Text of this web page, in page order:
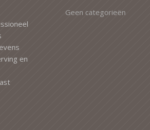
en
Geen categorieën